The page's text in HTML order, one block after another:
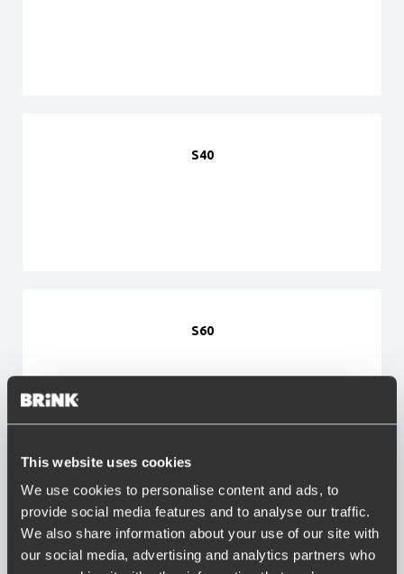
This website uses cookies
We use cookies to personalise content and ads, to
provide social media features and to analyse our traffic.
We also share information about your use of our site with
our social media, advertising and analytics partners who
S40
S60
S70